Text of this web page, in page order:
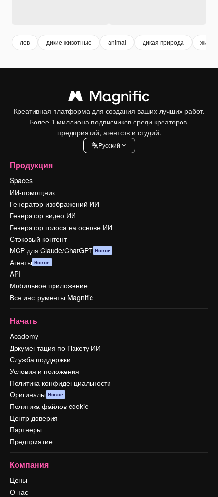
лев дикие животные animal дикая природа живой
Креативная платформа для создания ваших лучших работ.
Более 1 миллиона подписчиков среди креаторов,
предприятий, агентств и студий.
Pусский
Продукция
Spaces
ИИ-помощник
Генератор изображений ИИ
Генератор видео ИИ
Генератор голоса на основе ИИ
Стоковый контент
MCP для Claude/ChatGPT Новое
Агенты Новое
API
Мобильное приложение
Все инструменты Magnific
Начать
Academy
Документация по Пакету ИИ
Служба поддержки
Условия и положения
Политика конфиденциальности
Оригиналы Новое
Политика файлов cookie
Центр доверия
Партнеры
Предприятие
Компания
Цены
О нас